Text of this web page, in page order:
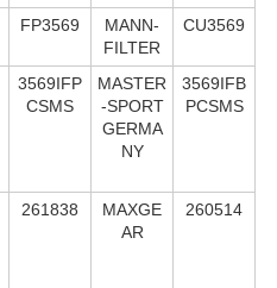
FP3569
MANN-
FILTER
CU3569
3569IFP
CSMS
MASTER
-SPORT
GERMA
NY
3569IFB
PCSMS
261838
MAXGE
AR
260514